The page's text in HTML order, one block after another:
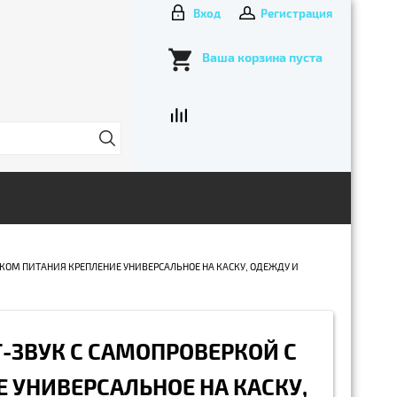
Вход Регистрация
Ваша корзина пуста
ПИТАНИЯ КРЕПЛЕНИЕ УНИВЕРСАЛЬНОЕ НА КАСКУ, ОДЕЖДУ И
ЗВУК С САМОПРОВЕРКОЙ С
НА КАСКУ,